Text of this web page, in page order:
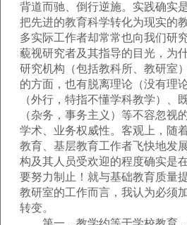
背道而驰、倒行逆施。实践确实
把先进的教育科学转化为现实的
多实际工作者却常常也向我们研
藐视研究者及其指导的目光，为
研究机构（包括教科所、教研室
的方面，也有脱离理论（没有理
（外行，特指不懂学科教学）、
（杂务，事务主义）等不容忽视
学术、业务权威性。客观上，随
教育、基层教育工作者飞快地发
构及其人员受欢迎的程度确实是
要努力制止！就与基础教育质量
教研室的工作而言，我认为必须
转变。